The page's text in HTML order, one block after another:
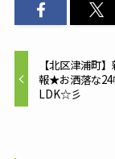
【北区津浦町
報★お洒落な24
LDK☆彡